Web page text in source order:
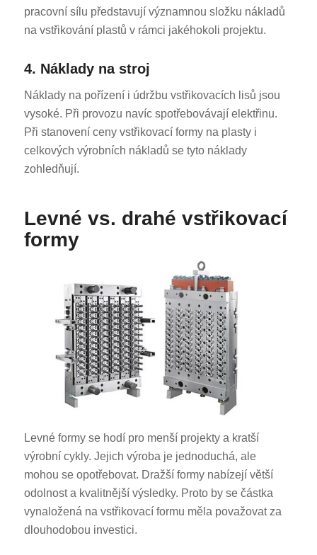
pracovní sílu představují významnou složku nákladů
na vstřikování plastů v rámci jakéhokoli projektu.
4. Náklady na stroj
Náklady na pořízení i údržbu vstřikovacích lisů jsou
vysoké. Při provozu navíc spotřebovávají elektřinu.
Při stanovení ceny vstřikovací formy na plasty i
celkových výrobních nákladů se tyto náklady
zohledňují.
Levné vs. drahé vstřikovací
formy
Levné formy se hodí pro menší projekty a kratší
výrobní cykly. Jejich výroba je jednoduchá, ale
mohou se opotřebovat. Dražší formy nabízejí větší
odolnost a kvalitnější výsledky. Proto by se částka
vynaložená na vstřikovací formu měla považovat za
dlouhodobou investici.